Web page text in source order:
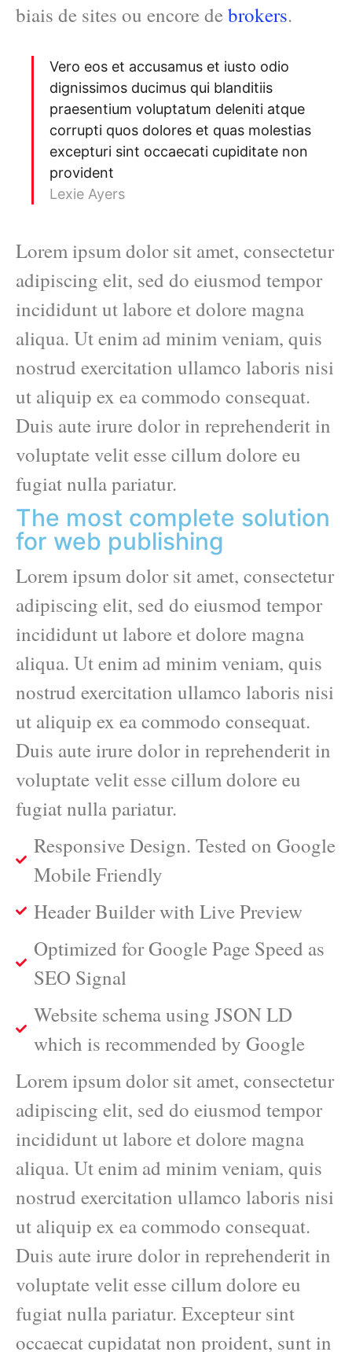
biais de sites ou encore debrokers.
Vero eos et accusamus et iusto odio
dignissimos ducimus qui blanditiis
praesentium voluptatum deleniti atque
corrupti quos dolores et quas molestias
excepturi sint occaecati cupiditate non
provident
Lexie Ayers
Lorem ipsum dolor sit amet, consectetur
adipiscing elit, sed do eiusmod tempor
incididunt ut labore et dolore magna
aliqua. Ut enim ad minim veniam, quis
nostrud exercitation ullamco laboris nisi
ut aliquip ex ea commodo consequat.
Duis aute irure dolor in reprehenderit in
voluptate velit esse cillum dolore eu
fugiat nulla pariatur.
The most complete solution
for web publishing
Lorem ipsum dolor sit amet, consectetur
adipiscing elit, sed do eiusmod tempor
incididunt ut labore et dolore magna
aliqua. Ut enim ad minim veniam, quis
nostrud exercitation ullamco laboris nisi
ut aliquip ex ea commodo consequat.
Duis aute irure dolor in reprehenderit in
voluptate velit esse cillum dolore eu
fugiat nulla pariatur.
Responsive Design. Tested on Google
Mobile Friendly
Header Builder with Live Preview
Optimized for Google Page Speed as
SEO Signal
Website schema using JSON LD
which is recommended by Google
Lorem ipsum dolor sit amet, consectetur
adipiscing elit, sed do eiusmod tempor
incididunt ut labore et dolore magna
aliqua. Ut enim ad minim veniam, quis
nostrud exercitation ullamco laboris nisi
ut aliquip ex ea commodo consequat.
Duis aute irure dolor in reprehenderit in
voluptate velit esse cillum dolore eu
fugiat nulla pariatur. Excepteur sint
occaecat cupidatat non proident, sunt in